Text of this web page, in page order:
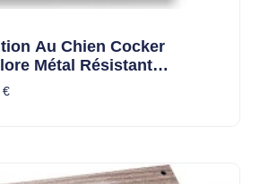
Au Chien Cocker
Métal Résistant
€